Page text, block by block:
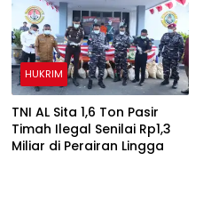
HUKRIM
TNI AL Sita 1,6 Ton Pasir
Timah Ilegal Senilai Rp1,3
Miliar di Perairan Lingga